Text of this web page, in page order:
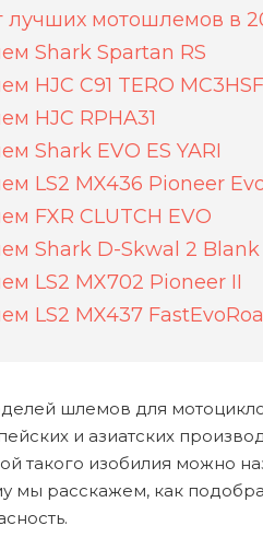
лучших мотошлемов в
Shark Spartan RS
HJC C91 TERO MC3HSF
HJC RPHA31
Shark EVO ES YARI
LS2 MX436 Pioneer
FXR CLUTCH EVO
Shark D-Skwal 2 Blank
LS2 MX702 Pioneer II
LS2 MX437
шлемов для
и азиатских
такого изобилия можно
мы расскажем, как